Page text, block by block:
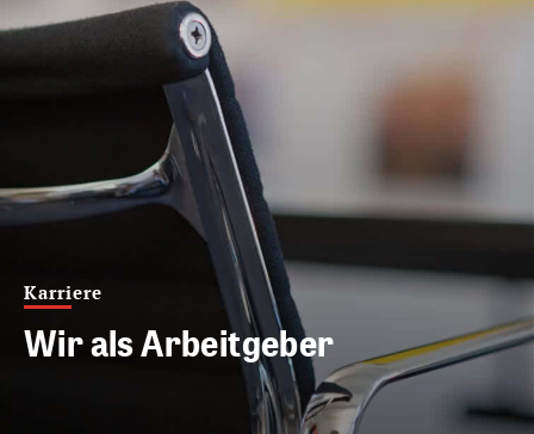
Karriere
Wir als Arbeitgeber